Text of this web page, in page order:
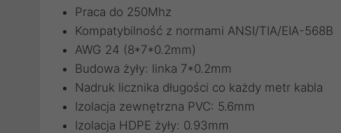
Praca do 250Mhz
Kompatybilność z normami ANSI/TIA/EIA-568B
AWG 24 (8*7*0.2mm)
Budowa żyły: linka 7*0.2mm
Nadruk licznika długości co każdy metr kabla
Izolacja zewnętrzna PVC: 5.6mm
Izolacja HDPE żyły: 0.93mm